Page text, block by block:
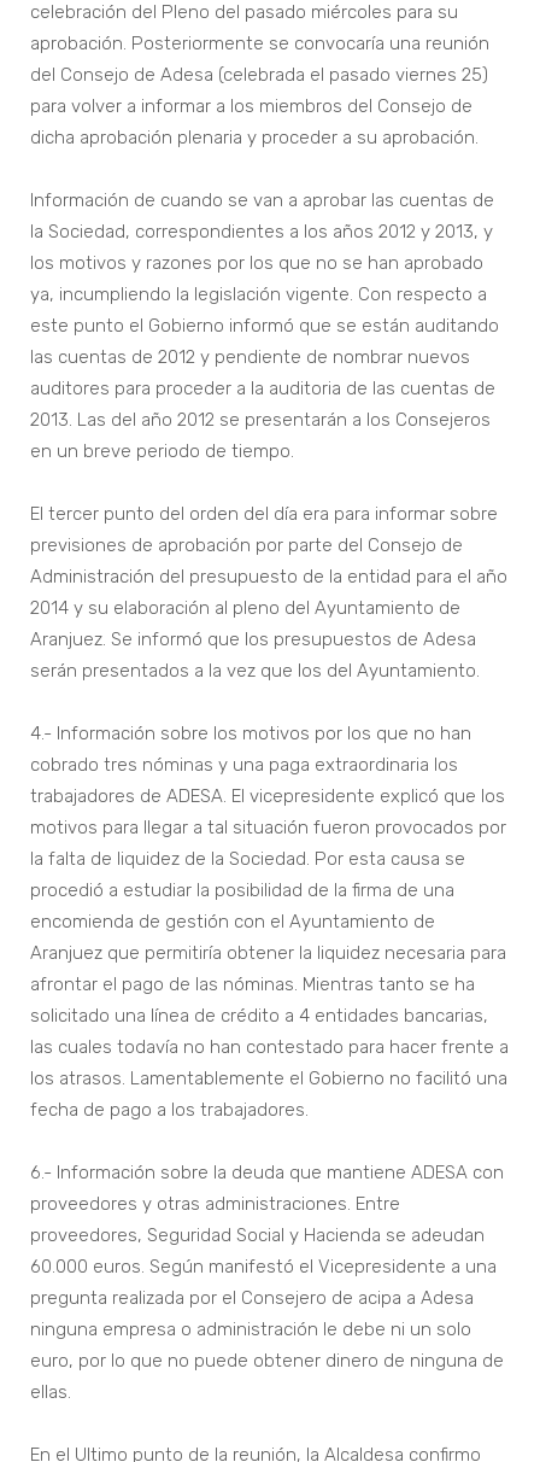
celebración del Pleno del pasado miércoles para su
aprobación. Posteriormente se convocaría una reunión
del Consejo de Adesa (celebrada el pasado viernes 25)
para volver a informar a los miembros del Consejo de
dicha aprobación plenaria y proceder a su aprobación.
Información de cuando se van a aprobar las cuentas de
la Sociedad, correspondientes a los años 2012 y 2013, y
los motivos y razones por los que no se han aprobado
ya, incumpliendo la legislación vigente. Con respecto a
este punto el Gobierno informó que se están auditando
las cuentas de 2012 y pendiente de nombrar nuevos
auditores para proceder a la auditoria de las cuentas de
2013. Las del año 2012 se presentarán a los Consejeros
en un breve periodo de tiempo.
El tercer punto del orden del día era para informar sobre
previsiones de aprobación por parte del Consejo de
Administración del presupuesto de la entidad para el año
2014 y su elaboración al pleno del Ayuntamiento de
Aranjuez. Se informó que los presupuestos de Adesa
serán presentados a la vez que los del Ayuntamiento.
4.- Información sobre los motivos por los que no han
cobrado tres nóminas y una paga extraordinaria los
trabajadores de ADESA. El vicepresidente explicó que los
motivos para llegar a tal situación fueron provocados por
la falta de liquidez de la Sociedad. Por esta causa se
procedió a estudiar la posibilidad de la firma de una
encomienda de gestión con el Ayuntamiento de
Aranjuez que permitiría obtener la liquidez necesaria para
afrontar el pago de las nóminas. Mientras tanto se ha
solicitado una línea de crédito a 4 entidades bancarias,
las cuales todavía no han contestado para hacer frente a
los atrasos. Lamentablemente el Gobierno no facilitó una
fecha de pago a los trabajadores.
6.- Información sobre la deuda que mantiene ADESA con
proveedores y otras administraciones. Entre
proveedores, Seguridad Social y Hacienda se adeudan
60.000 euros. Según manifestó el Vicepresidente a una
pregunta realizada por el Consejero de acipa a Adesa
ninguna empresa o administración le debe ni un solo
euro, por lo que no puede obtener dinero de ninguna de
ellas.
En el Ultimo punto de la reunión, la Alcaldesa confirmo